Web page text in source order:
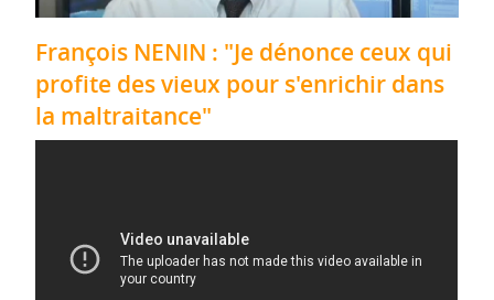
François NENIN : "Je dénonce ceux qui
profite des vieux pour s'enrichir dans
la maltraitance"